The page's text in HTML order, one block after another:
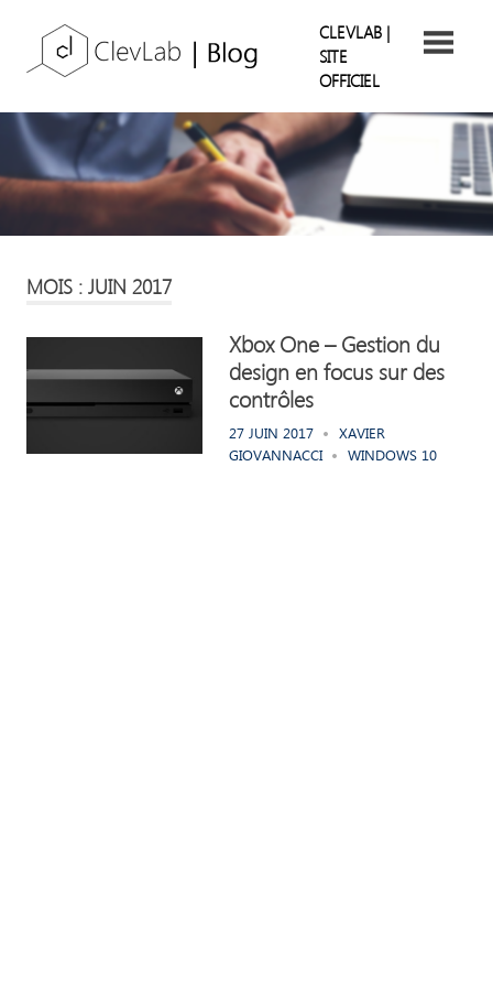
content
ClevLab
Blog
nos
retours
d'expérience
CLEVLAB |
SITE
OFFICIEL
MOIS : JUIN 2017
Xbox One – Gestion du
design en focus sur des
contrôles
27 JUIN 2017
XAVIER
GIOVANNACCI
WINDOWS 10